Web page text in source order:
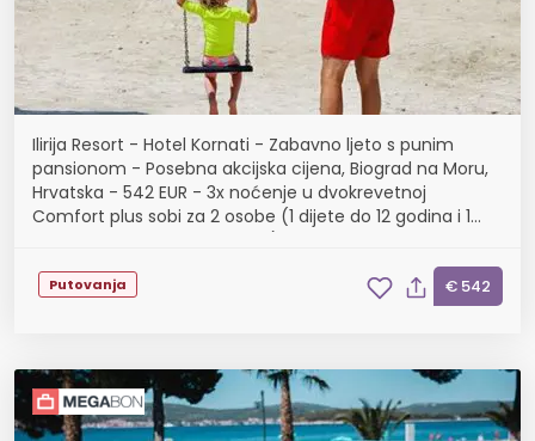
Ilirija Resort - Hotel Kornati - Zabavno ljeto s punim
pansionom - Posebna akcijska cijena, Biograd na Moru,
Hrvatska - 542 EUR - 3x noćenje u dvokrevetnoj
Comfort plus sobi za 2 osobe (1 dijete do 12 godina i 1
Putovanja € 542